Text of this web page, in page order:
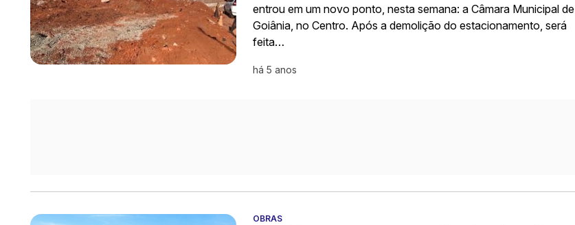
entrou em um novo ponto, nesta semana: a Câmara Municipal de
Goiânia, no Centro. Após a demolição do estacionamento, será
feita…
há 5 anos
OBRAS